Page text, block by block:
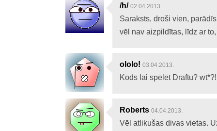
/h/ 02.04.2013.
Saraksts, droši vien,
vēl nav aizpildītas, līdz ar
ololo! 03.04.2013.
Kods lai spēlēt Draftu?
Roberts 04.04.2013.
Vēl atlikušas divas vietas.